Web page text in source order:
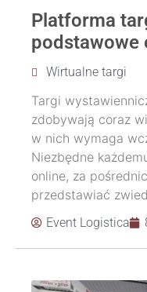
Platforma
podstawowe
Wirtualne targi
Targi
zdobywają coraz
w nich wymaga
Niezbędne
online, za
przedstawiać
Event Logistica